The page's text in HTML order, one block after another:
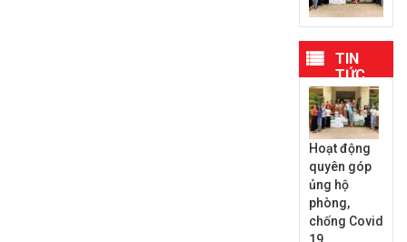
TIN
TỨC
MỚI
NHẤT
Hoạt động
quyên góp
ủng hộ
phòng,
chống Covid